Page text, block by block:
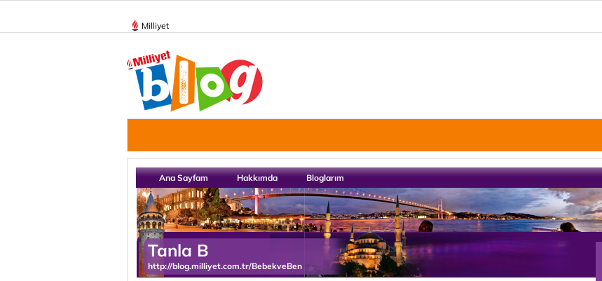
Milliyet
Ana Sayfam Hakkımda Bloglarım
Tanla B
http://blog.milliyet.com.tr/BebekveBen